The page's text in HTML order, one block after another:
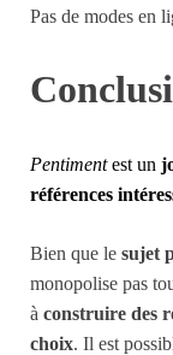
Pas de modes en
Pentimentest un
références
Bien que le sujet
monopolise pas
à construire des
choix. Il est